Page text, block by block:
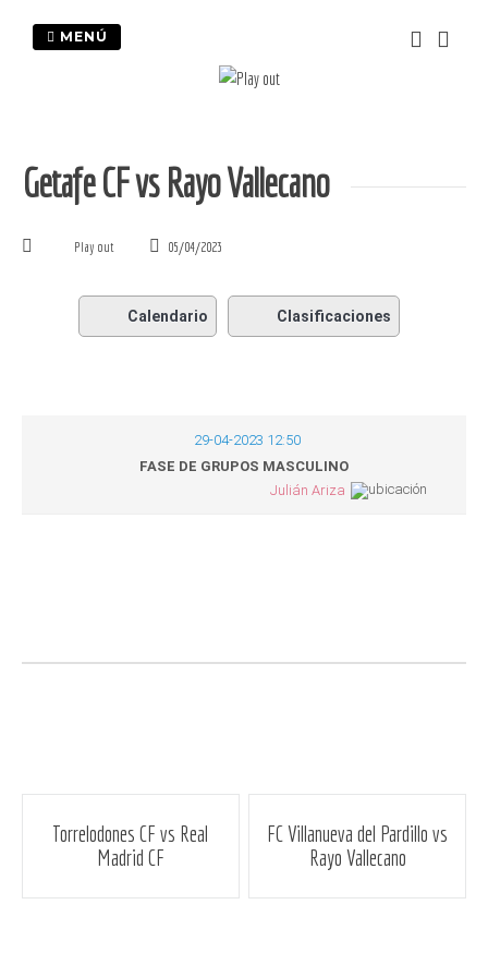
MENÚ
Getafe CF vs Rayo Vallecano
Play out 05/04/2023
Calendario Clasificaciones
29-04-2023 12:50
FASE DE GRUPOS MASCULINO
Julián Ariza
Navegación
Torrelodones CF vs Real
Madrid CF
FC Villanueva del Pardillo vs
Rayo Vallecano